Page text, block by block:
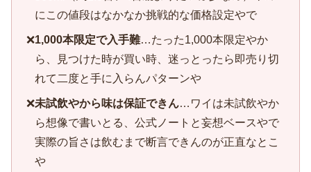
にこの値段はなかなか挑戦的な価格設定やで
❌1,000本限定で入手難…たった1,000本限定やか
ら、見つけた時が買い時、迷っとったら即売り切
れて二度と手に入らんパターンや
❌未試飲やから味は保証できん…ワイは未試飲やか
ら想像で書いとる、公式ノートと妄想ベースやで
実際の旨さは飲むまで断言できんのが正直なとこ
や